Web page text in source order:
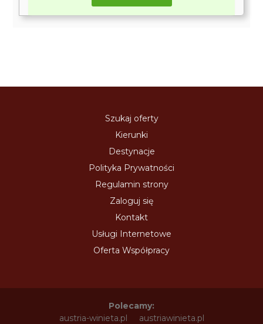
Szukaj oferty
Kierunki
Destynacje
Polityka Prywatności
Regulamin strony
Zaloguj się
Kontakt
Usługi Internetowe
Oferta Współpracy
Polecamy:
austria-winieta.pl
austriawinieta.pl